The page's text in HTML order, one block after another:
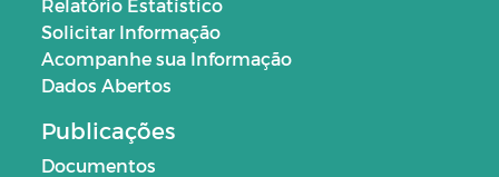
Relatório Estatístico
Solicitar Informação
Acompanhe sua Informação
Dados Abertos
Publicações
Documentos